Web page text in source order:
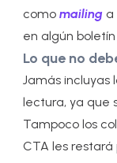
comomailing a
en algún
Lo que no
Jamás incluyas
lectura, ya que
Tampoco los
CTA les restará